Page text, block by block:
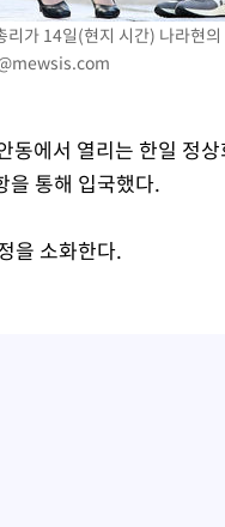
가 14일(현지 시간) 나라현
에서 열리는 한일 정
을 통해 입국했다.
을 소화한다.